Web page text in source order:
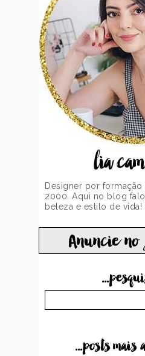
lia
Designer por
2000. Aqui no blog
beleza e estilo de vida!
Anuncie
...posts mais